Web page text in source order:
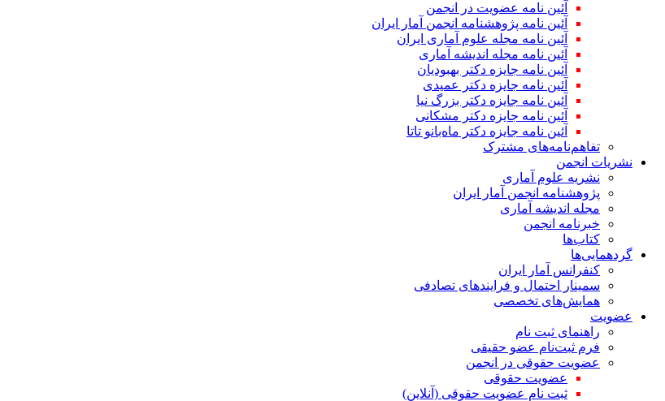
آئین نامه عضویت در انجمن
آئین نامه پژوهشنامه انجمن آمار ایران
آئین نامه مجله علوم آماری ایران
آئین نامه مجله اندیشه آماری
آئین‌ نامه جایزه دکتر بهبودیان
آئین نامه جایزه دکتر عمیدی
آئین نامه جایزه دکتر بزرگ نیا
آئین نامه جایزه دکتر مشکانی
آئین نامه جایزه دکتر ماه‌بانو تاتا
تفاهم‌نامه‌های مشترک
نشریات انجمن
نشریه علوم آماری
پژوهشنامه انجمن آمار ایران
مجله اندیشه آماری
خبرنامه انجمن
کتاب‌ها
گردهمایی‌ها
کنفرانس آمار ایران
سمینار احتمال و فرایندهای تصادفی
همایش‌های تخصصی
عضویت
راهنمای ثبت نام
فرم ثبت‌نام عضو حقیقی
عضویت حقوقی در انجمن
عضویت حقوقی
ثبت نام عضویت حقوقی (آنلاین)